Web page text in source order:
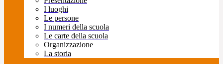
I luoghi
Le persone
I numeri della scuola
Le carte della scuola
Organizzazione
La storia